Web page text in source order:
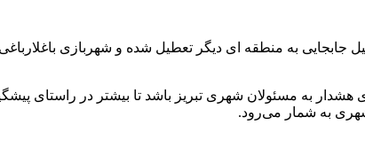
به منطقه ای دیگر تعطیل شده و شهربازی
به مسئولان شهری تبریز باشد تا بیشتر در راستای
به شمار می‌رود.